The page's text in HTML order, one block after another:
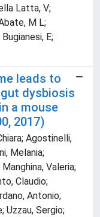
Latta, V;
M L;
E;
leads to
dysbiosis
a mouse
2017)
Agostinelli,
Melania;
Valeria;
Claudio;
Antonio;
Uzzau, Sergio;